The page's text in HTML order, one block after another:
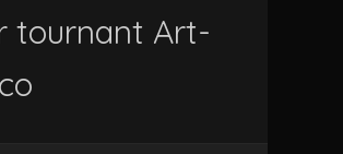
tournant Art-